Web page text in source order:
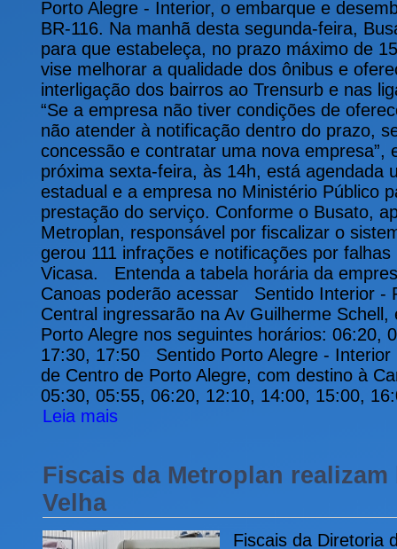
Porto Alegre - Interior, o embarque e
BR-116. Na manhã desta segunda-feira,
para que estabeleça, no prazo máximo de
vise melhorar a qualidade dos ônibus e
interligação dos bairros ao Trensurb e nas
“Se a empresa não tiver condições de
não atender à notificação dentro do prazo,
concessão e contratar uma nova empresa”,
próxima sexta-feira, às 14h, está agendada
estadual e a empresa no Ministério Público
prestação do serviço. Conforme o Busato,
Metroplan, responsável por fiscalizar o
gerou 111 infrações e notificações por
Vicasa. Entenda a tabela horária da
Canoas poderão acessar Sentido Interior
Central ingressarão na Av Guilherme
Porto Alegre nos seguintes horários: 06:20,
17:30, 17:50 Sentido Porto Alegre -
de Centro de Porto Alegre, com destino à
05:30, 05:55, 06:20, 12:10, 14:00, 15:00,
Leia mais
Fiscais da Metroplan
Velha
Fiscais da Diretoria